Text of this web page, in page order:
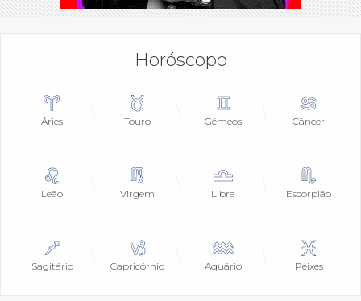
Horóscopo
Áries Touro Gêmeos Câncer
Leão Virgem Libra Escorpião
Sagitário Capricórnio Aquário Peixes